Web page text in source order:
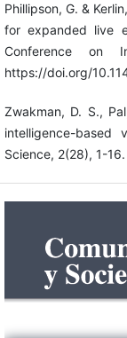
Phillipson, G. &
for expanded live
Conference on
https://doi.org/
Zwakman, D. S.,
intelligence-based
Science, 2(28), 1-